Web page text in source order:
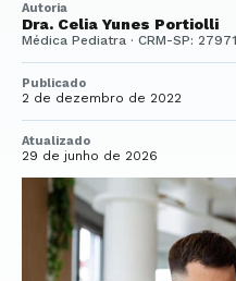
Autoria
Dra. Celia Yunes Portiolli
Médica Pediatra · CRM-SP:
Publicado
2 de dezembro de 2022
Atualizado
29 de junho de 2026